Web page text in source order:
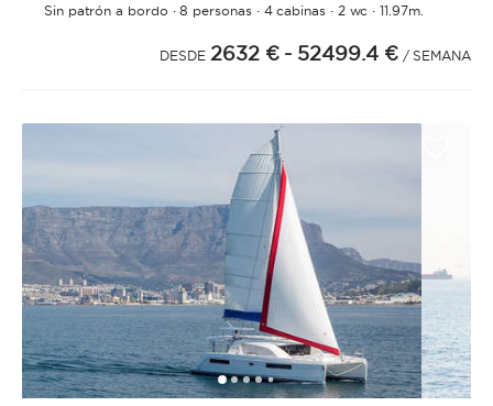
Sin patrón a bordo ·8 personas· 4 cabinas· 2 wc ·11.97m.
DESDE 2632 € - 52499.4 € / SEMANA
12345 6789101112131415161718192021